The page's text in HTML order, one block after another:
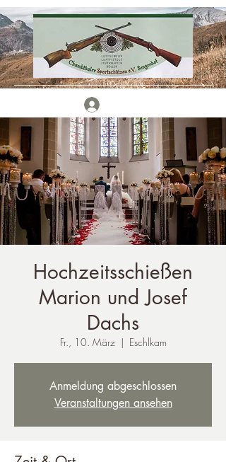
Hochzeitsschießen
Marion und Josef
Dachs
Fr., 10. März
  |
Eschlkam
Anmeldung abgeschlossen
Veranstaltungen ansehen